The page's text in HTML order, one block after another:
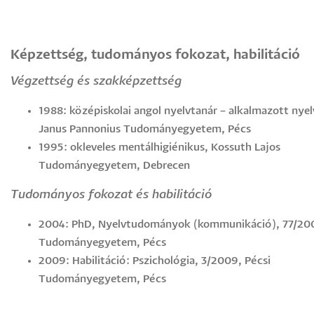
Képzettség, tudományos fokozat, habilitáció
Végzettség és szakképzettség
1988: középiskolai angol nyelvtanár – alkalmazott
Janus Pannonius Tudományegyetem, Pécs
1995: okleveles mentálhigiénikus, Kossuth Lajos
Tudományegyetem, Debrecen
Tudományos fokozat és habilitáció
2004: PhD, Nyelvtudományok (kommunikáció), 77/
Tudományegyetem, Pécs
2009: Habilitáció: Pszichológia, 3/2009, Pécsi
Tudományegyetem, Pécs